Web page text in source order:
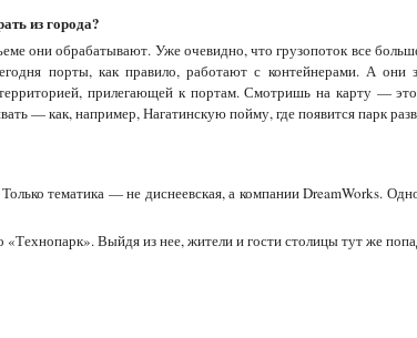
из города?
они обрабатывают. Уже очевидно, что грузопоток все
порты, как правило, работают с контейнерами. А
прилегающей к портам. Смотришь на карту —
— как, например, Нагатинскую пойму, где появится парк
тематика — не диснеевская, а компании DreamWorks.
Выйдя из нее, жители и гости столицы тут же